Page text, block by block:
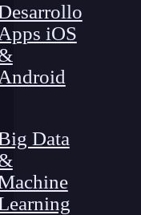
Apps iOS
Android
Data